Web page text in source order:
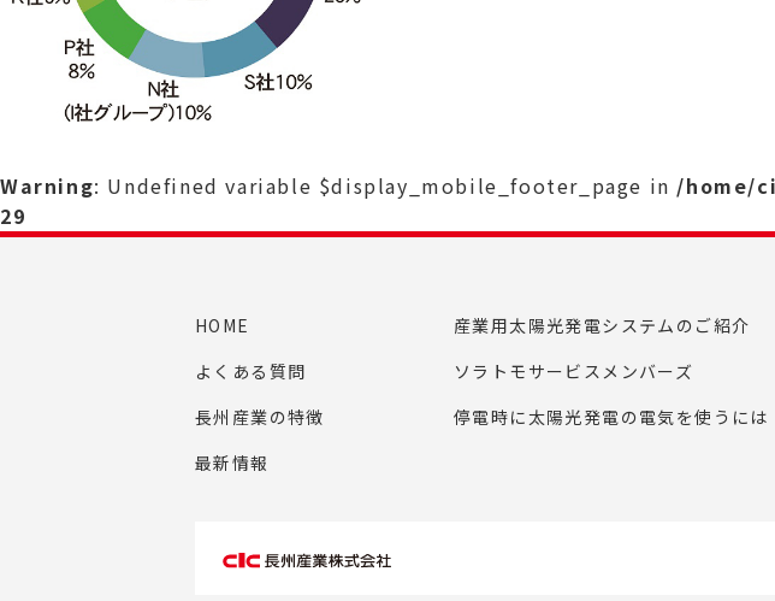
Warning: Undefined variable $display_mobile_footer_page in /home/
29
HOME
よくある質問
長州産業の特徴
最新情報
産業用太陽光発電システムのご紹介
ソラトモサービスメンバーズ
停電時に太陽光発電の電気を使うには